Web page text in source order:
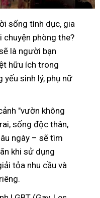
sống tình dục, gia
phòng the?
là người bạn
hữu ích trong
sinh lý, phụ nữ
"vườn không
sống độc thân,
ngày – sẽ tìm
khi sử dụng
tỏa nhu cầu và